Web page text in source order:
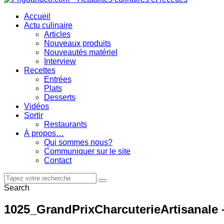
Accueil
Actu culinaire
Articles
Nouveaux produits
Nouveautés matériel
Interview
Recettes
Entrées
Plats
Desserts
Vidéos
Sortir
Restaurants
À propos…
Qui sommes nous?
Communiquer sur le site
Contact
Search
1025_GrandPrixCharcuterieArtisanale